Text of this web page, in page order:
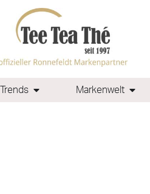
Trends Markenwelt